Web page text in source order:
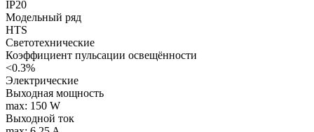
IP20
Модельный ряд
HTS
Светотехнические
Коэффициент пульсации освещённости
<0.3%
Электрические
Выходная мощность
max: 150 W
Выходной ток